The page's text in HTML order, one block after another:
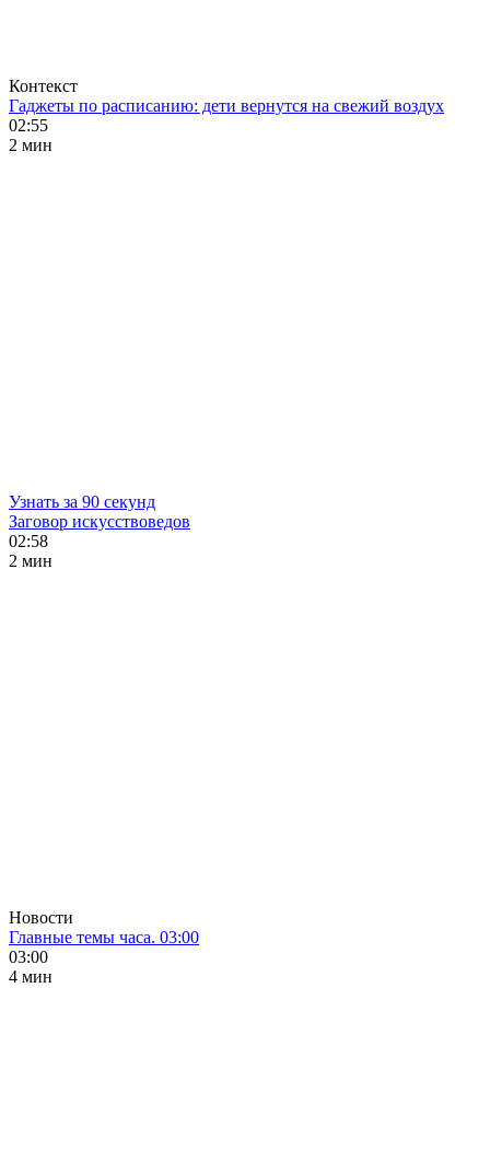
Контекст
Гаджеты по расписанию: дети вернутся на свежий воздух
02:55
2 мин
Узнать за 90 секунд
Заговор искусствоведов
02:58
2 мин
Новости
Главные темы часа. 03:00
03:00
4 мин